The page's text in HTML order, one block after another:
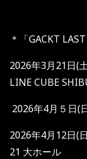
＊「GACKT
2026年3月21日(
LINE CUBE
2026年4月５日(
2026年4月 12日(日
21 大ホール